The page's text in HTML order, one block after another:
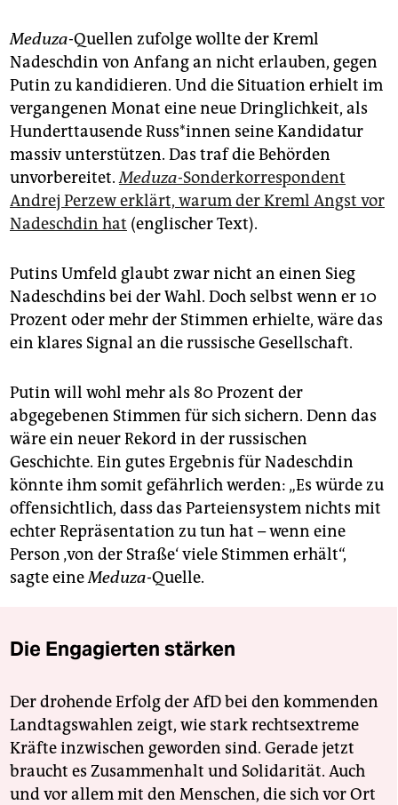
Meduza-Quellen zufolge wollte der Kreml
Nadeschdin von Anfang an nicht erlauben, gegen
Putin zu kandidieren. Und die Situation erhielt im
vergangenen Monat eine neue Dringlichkeit, als
Hunderttausende Rus­s*in­nen seine Kandidatur
massiv unterstützen. Das traf die Behörden
unvorbereitet.Meduza-Sonderkorrespondent
Andrej Perzew erklärt, warum der Kreml Angst vor
Nadeschdin hat (englischer Text).
Putins Umfeld glaubt zwar nicht an einen Sieg
Nadeschdins bei der Wahl. Doch selbst wenn er 10
Prozent oder mehr der Stimmen erhielte, wäre das
ein klares Signal an die russische Gesellschaft.
Putin will wohl mehr als 80 Prozent der
abgegebenen Stimmen für sich sichern. Denn das
wäre ein neuer Rekord in der russischen
Geschichte. Ein gutes Ergebnis für Nadeschdin
könnte ihm somit gefährlich werden: „Es würde zu
offensichtlich, dass das Parteiensystem nichts mit
echter Repräsentation zu tun hat – wenn eine
Person ‚von der Straße‘ viele Stimmen erhält“,
sagte eineMeduza-Quelle.
Die Engagierten stärken
Der drohende Erfolg der AfD bei den kommenden
Landtagswahlen zeigt, wie stark rechtsextreme
Kräfte inzwischen geworden sind. Gerade jetzt
braucht es Zusammenhalt und Solidarität. Auch
und vor allem mit den Menschen, die sich vor Ort